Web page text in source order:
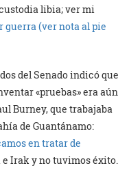
libia; ver mi
(ver nota al pie
del Senado indicó que
«pruebas» era aún
Burney, que trabajaba
de Guantánamo:
en tratar de
e Irak y no tuvimos éxito.